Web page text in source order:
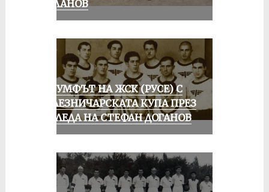
МИЛАНОВ
ТРИУМФЪТ НА ЖСК (РУСЕ) С
ЖЕЛЕЗНИЧАРСКАТА КУПА ПРЕЗ
ПОГЛЕДА НА СТЕФАН ДОГАНОВ